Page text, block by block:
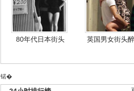
80年代日本街头 英国男女街头
锘�